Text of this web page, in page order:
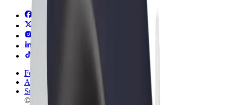
Felhasználási feltételek
Adatvédelem
Sütik
© 2026 Bolt Technology OÜ